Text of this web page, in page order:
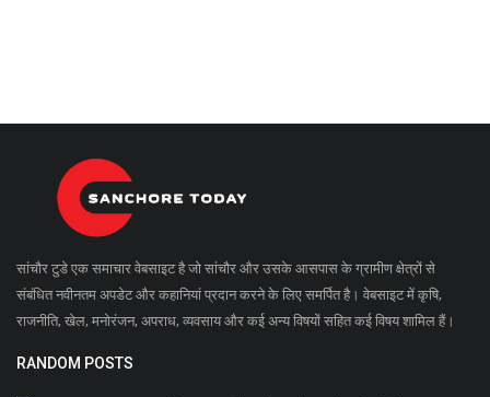
सांचौर टुडे एक समाचार वेबसाइट है जो सांचौर और उसके आसपास के ग्रामीण क्षेत्रों से
संबंधित नवीनतम अपडेट और कहानियां प्रदान करने के लिए समर्पित है। वेबसाइट में कृषि,
राजनीति, खेल, मनोरंजन, अपराध, व्यवसाय और कई अन्य विषयों सहित कई विषय शामिल हैं।
RANDOM POSTS